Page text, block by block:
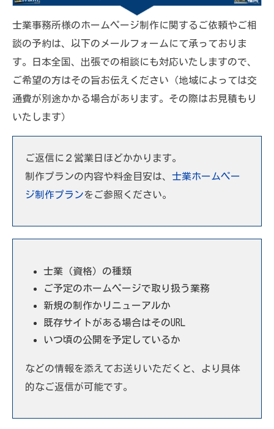
士業事務所様のホームページ制作に関するご依頼やご相
談の予約は、以下のメールフォームにて承っておりま
す。日本全国、出張での相談にも対応いたしますので、
ご希望の方はその旨お伝えください（地域によっては交
通費が別途かかる場合があります。その際はお見積もり
いたします）
ご返信に２営業日ほどかかります。
制作プランの内容や料金目安は、 士業ホームペー
ジ制作プランをご参照ください。
士業（資格）の種類
ご予定のホームページで取り扱う業務
新規の制作かリニューアルか
既存サイトがある場合はそのURL
いつ頃の公開を予定しているか
などの情報を添えてお送りいただくと、より具体
的なご返信が可能です。